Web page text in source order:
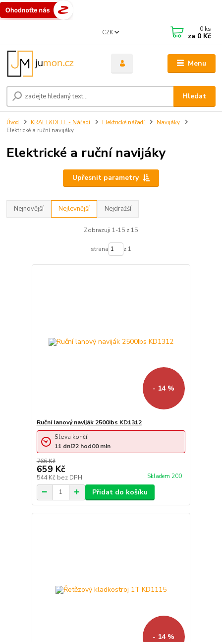
Menu
CZK
Hledat
0 ks
za 0 Kč
Úvod KRAFT&DELE - Nářadí Elektrické nářadí
Navijáky
Elektrické a ruční navijáky
Elektrické a ruční navijáky
Upřesnit parametry
Nejnovější Nejlevnější Nejdražší
Zobrazuji 1-15 z 15
strana z 1
- 14 %
Ruční lanový naviják 2500Ibs KD1312
766 Kč
659 Kč
544 Kč bez DPH Skladem 200
Sleva končí:
11 dní22 hod00min
Přidat do košíku
- 14 %